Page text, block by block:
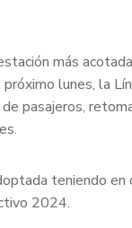
más
lunes, la
pasajeros,
teniendo en
2024.